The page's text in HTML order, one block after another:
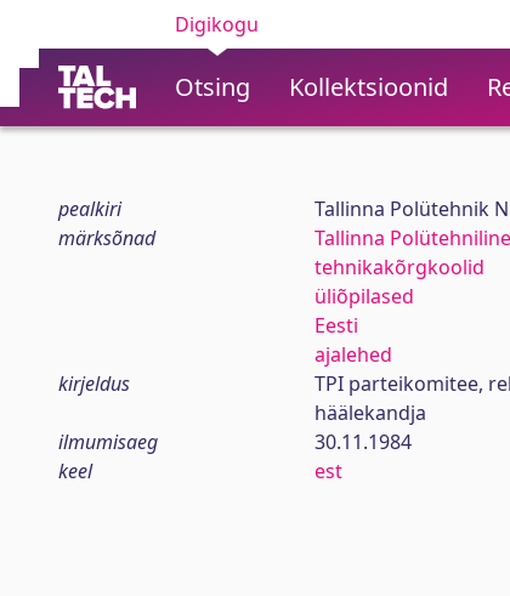
Digikogu
Otsing Kollektsioonid
pealkiri
Tallinna Polütehnik
märksõnad
Tallinna
tehnikakõrgkoolid
üliõpilased
Eesti
ajalehed
kirjeldus
TPI parteikomitee,
häälekandja
ilmumisaeg
30.11.1984
keel
est